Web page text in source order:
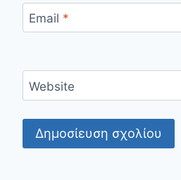
Email *
Website